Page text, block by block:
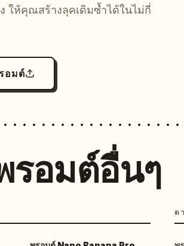
ให้คุณสร้างลุคเดิมซ้ำได้ในไม่กี่
อมต์
รอมต์อื่นๆ
ต